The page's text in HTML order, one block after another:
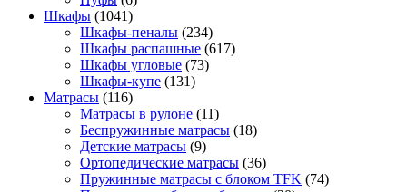
Шкафы (1041)
Шкафы-пеналы (234)
Шкафы распашные (617)
Шкафы угловые (73)
Шкафы-купе (131)
Матрасы (116)
Матрасы в рулоне (11)
Беспружинные матрасы (18)
Детские матрасы (9)
Ортопедические матрасы (36)
Пружинные матрасы с блоком TFK (74)